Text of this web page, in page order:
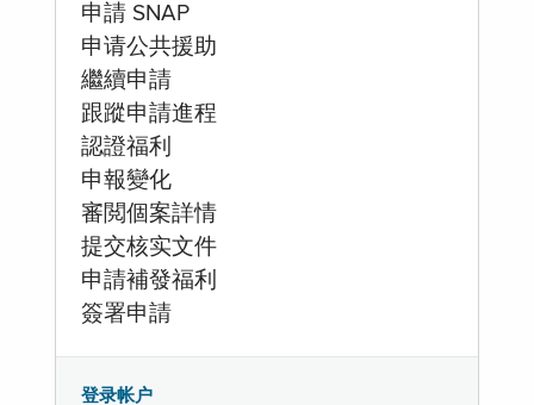
申請 SNAP
申请公共援助
繼續申請
跟蹤申請進程
認證福利
申報變化
審閲個案詳情
提交核实文件
申請補發福利
簽署申請
登录帐户